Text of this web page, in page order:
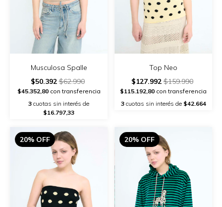
Musculosa Spalle
$50.392$62.990
$45.352,80con transferencia
3 cuotas sin interés de
$16.797,33
Top Neo
$127.992$159.990
$115.192,80 con transferencia
3cuotas sin interés de $42.664
20% OFF 20% OFF